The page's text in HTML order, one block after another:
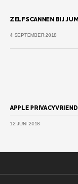
ZELFSCANNEN BIJ
4 SEPTEMBER 2018
APPLE
12 JUNI 2018